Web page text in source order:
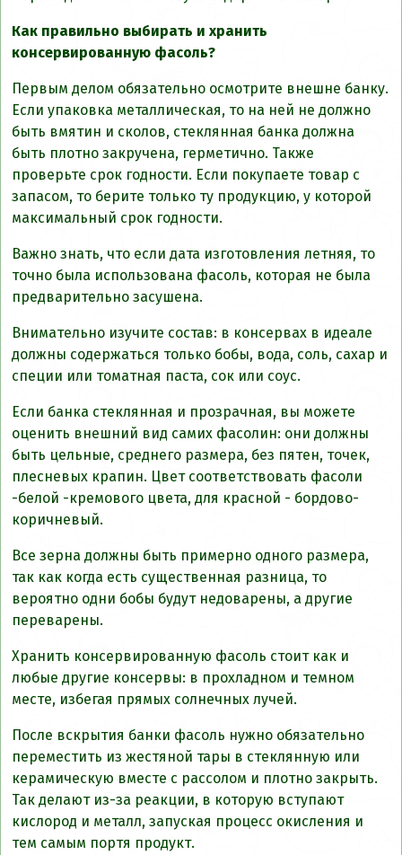
Как правильно выбирать и хранить
консервированную фасоль?
Первым делом обязательно осмотрите внешне банку.
Если упаковка металлическая, то на ней не должно
быть вмятин и сколов, стеклянная банка должна
быть плотно закручена, герметично. Также
проверьте срок годности. Если покупаете товар с
запасом, то берите только ту продукцию, у которой
максимальный срок годности.
Важно знать, что если дата изготовления летняя, то
точно была использована фасоль, которая не была
предварительно засушена.
Внимательно изучите состав: в консервах в идеале
должны содержаться только бобы, вода, соль, сахар и
специи или томатная паста, сок или соус.
Если банка стеклянная и прозрачная, вы можете
оценить внешний вид самих фасолин: они должны
быть цельные, среднего размера, без пятен, точек,
плесневых крапин. Цвет соответствовать фасоли
-белой -кремового цвета, для красной - бордово-
коричневый.
Все зерна должны быть примерно одного размера,
так как когда есть существенная разница, то
вероятно одни бобы будут недоварены, а другие
переварены.
Хранить консервированную фасоль стоит как и
любые другие консервы: в прохладном и темном
месте, избегая прямых солнечных лучей.
После вскрытия банки фасоль нужно обязательно
переместить из жестяной тары в стеклянную или
керамическую вместе с рассолом и плотно закрыть.
Так делают из-за реакции, в которую вступают
кислород и металл, запуская процесс окисления и
тем самым портя продукт.